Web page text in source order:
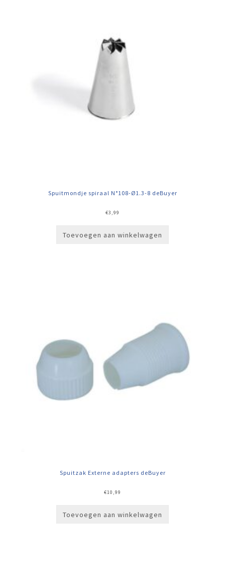
Spuitmondje spiraal N°108-Ø1.3-8 deBuyer
€3,99
Toevoegen aan winkelwagen
Spuitzak Externe adapters deBuyer
€10,99
Toevoegen aan winkelwagen